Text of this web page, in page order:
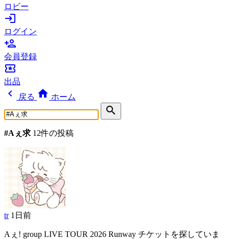
ロビー
login
ログイン
person_add
会員登録
local_activity
出品
chevron_left 戻る home ホーム
search
#Aぇ求 12件の投稿
tr 1日前
Aぇ! group LIVE TOUR 2026 Runway チケットを探していま